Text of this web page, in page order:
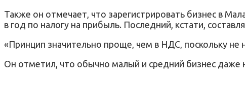
Также он отмечает, что зарегистрировать бизнес в
в год по налогу на прибыль. Последний, кстати,
«Принцип значительно проще, чем в НДС, поскольку
Он отметил, что обычно малый и средний бизнес даже